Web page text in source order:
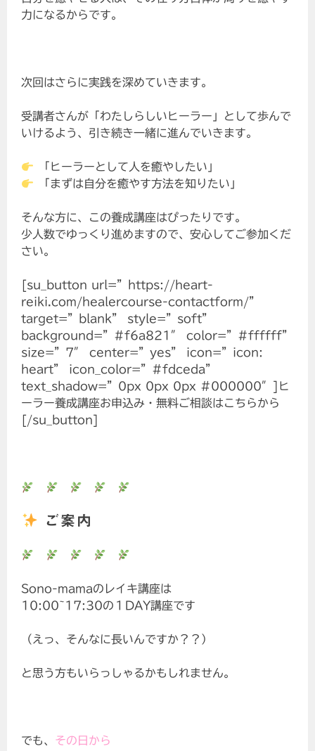
力になるからです。
次回はさらに実践を深めていきます。
受講者さんが「わたしらしいヒーラー」として歩んで
いけるよう、引き続き一緒に進んでいきます。
「ヒーラーとして人を癒やしたい」
「まずは自分を癒やす方法を知りたい」
そんな方に、この養成講座はぴったりです。
少人数でゆっくり進めますので、安心してご参加くだ
さい。
[su_button url=”https://heart-
reiki.com/healercourse-contactform/”
target=”blank” style=”soft”
background=”#f6a821″ color=”#ffffff”
size=”7″ center=”yes” icon=”icon:
heart” icon_color=”#fdceda”
text_shadow=”0px 0px 0px #000000″]ヒ
ーラー養成講座お申込み・無料ご相談はこちらから
[/su_button]
ご案内
Sono-mamaのレイキ講座は
10:00~17:30の１DAY講座です
（えっ、そんなに長いんですか？？）
と思う方もいらっしゃるかもしれません。
でも、 その日から